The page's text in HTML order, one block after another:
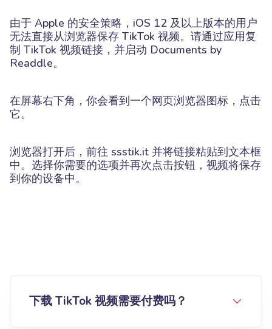
由于 Apple 的安全策略，iOS 12 及以上版本的用户
无法直接从浏览器保存 TikTok 视频。请通过应用复
制 TikTok 视频链接，并启动 Documents by
Readdle。
在屏幕右下角，你会看到一个网页浏览器图标，点击
它。
浏览器打开后，前往 ssstik.it 并将链接粘贴到文本框
中。选择你需要的选项并再次点击按钮，视频将保存
到你的设备中。
下载 TikTok 视频需要付费吗？